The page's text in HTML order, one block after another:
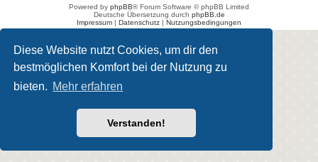
Diese Website nutzt Cookies, um dir den
bestmöglichen Komfort bei der Nutzung zu
bieten. Mehr erfahren
Verstanden!
Powered by phpBB® Forum Software © phpBB Limited
Deutsche Übersetzung durch phpBB.de
Impressum | Datenschutz | Nutzungsbedingungen